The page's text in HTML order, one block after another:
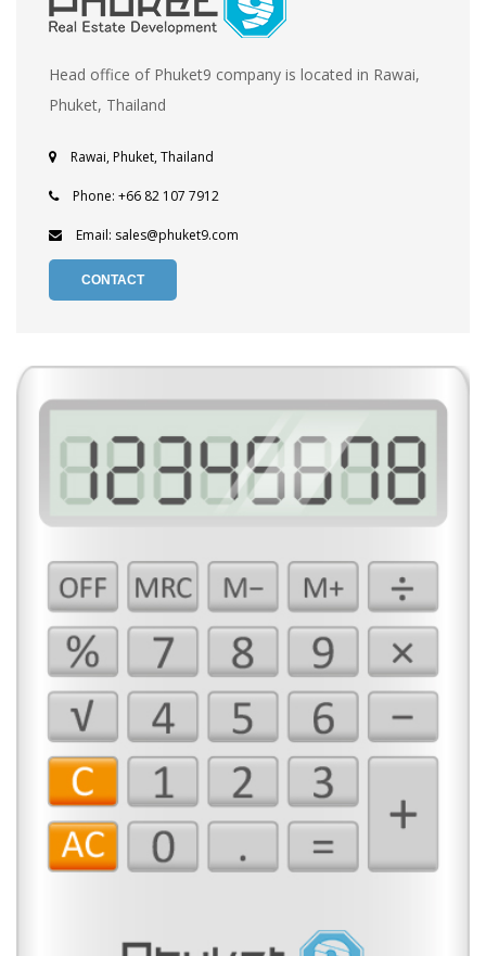
Head office of Phuket9 company is located in Rawai,
Phuket, Thailand
Rawai, Phuket, Thailand
Phone: +66 82 107 7912
Email: sales@phuket9.com
CONTACT